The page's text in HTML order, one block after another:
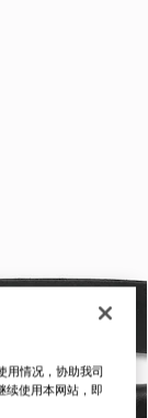
情况，协助我司
续使用本网站，即